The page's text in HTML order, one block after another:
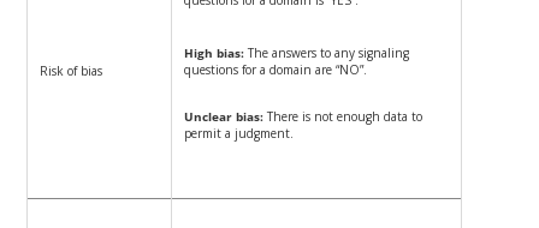
Risk of bias
High bias:The answers to any signaling
questions for a domain are “NO”.
Unclear bias:There is not enough data to
permit a judgment.